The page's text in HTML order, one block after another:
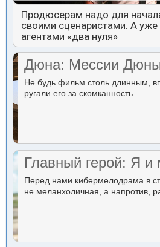
Продюсерам надо для
своими сценаристами. А
агентами «два нуля»
Дюна: Мессии Дюны
Не будь фильм столь длинным,
ругали его за скомканность
Главный герой: Я и
Перед нами кибермелодрама в
не меланхоличная, а напротив,